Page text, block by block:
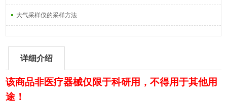
大气采样仪的采样方法
详细介绍
该商品非医疗器械仅限于科研用，不得用于其他用
途！